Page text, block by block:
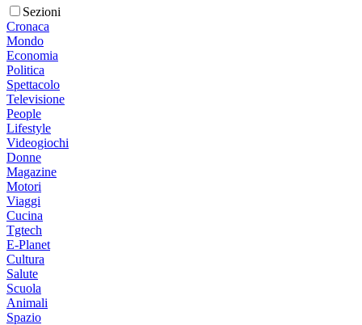
Sezioni
Cronaca
Mondo
Economia
Politica
Spettacolo
Televisione
People
Lifestyle
Videogiochi
Donne
Magazine
Motori
Viaggi
Cucina
Tgtech
E-Planet
Cultura
Salute
Scuola
Animali
Spazio